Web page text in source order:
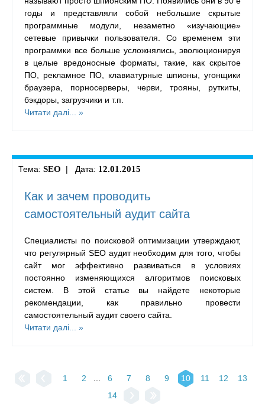
годы и представляли собой небольшие скрытые
программные модули, незаметно «изучающие»
сетевые привычки пользователя. Со временем эти
программки все больше усложнялись, эволюционируя
в целые вредоносные форматы, такие, как скрытое
ПО, рекламное ПО, клавиатурные шпионы, угонщики
браузера, порносерверы, черви, трояны, руткиты,
бэкдоры, загрузчики и т.п.
Читати далі... »
Тема: SEO | Дата: 12.01.2015
Как и зачем проводить
самостоятельный аудит сайта
Специалисты по поисковой оптимизации утверждают,
что регулярный SEO аудит необходим для того, чтобы
сайт мог эффективно развиваться в условиях
постоянно изменяющихся алгоритмов поисковых
систем. В этой статье вы найдете некоторые
рекомендации, как правильно провести
самостоятельный аудит своего сайта.
Читати далі... »
1 2 6 7 8 9 10 11 12
13
14